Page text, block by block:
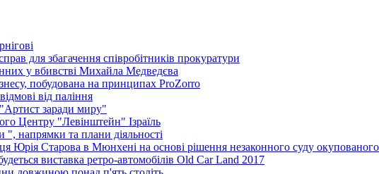
для збагачення співробітників прокуратури
у вбивстві Михайла Медведєва
побудована на принципах ProZorro
від паління
заради миру"
Центру "Левінштейн" Ізраїль
напрямки та плани діяльності
Юрія Старова в Мюнхені на основі рішення незаконного суду
виставка ретро-автомобілів Old Car Land 2017